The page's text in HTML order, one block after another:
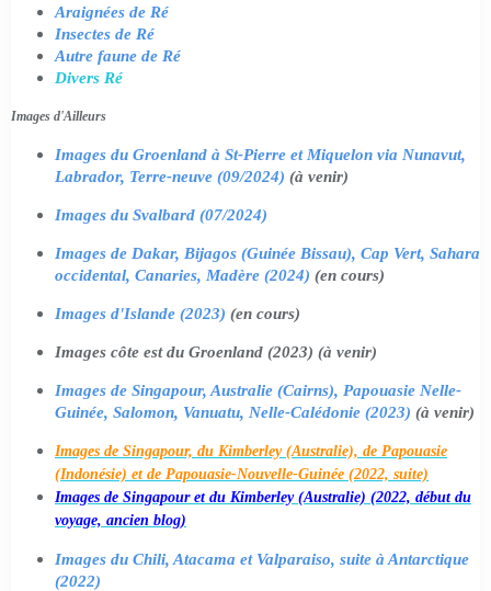
Araignées de Ré
Insectes de Ré
Autre faune de Ré
Divers Ré
Images d'Ailleurs
Images du Groenland à St-Pierre et Miquelon via Nunavut,
Labrador, Terre-neuve (09/2024) (à venir)
Images du Svalbard (07/2024)
Images de Dakar, Bijagos (Guinée Bissau), Cap Vert, Sahara
occidental, Canaries, Madère (2024) (en cours)
Images d'Islande (2023) (en cours)
Images côte est du Groenland (2023) (à venir)
Images de Singapour, Australie (Cairns), Papouasie Nelle-
Guinée, Salomon, Vanuatu, Nelle-Calédonie (2023) (à venir)
Images de Singapour, du Kimberley (Australie), de Papouasie
(Indonésie) et de Papouasie-Nouvelle-Guinée (2022, suite)
Images de Singapour et du Kimberley (Australie) (2022, début du
voyage, ancien blog)
Images du Chili, Atacama et Valparaiso, suite à Antarctique
(2022)